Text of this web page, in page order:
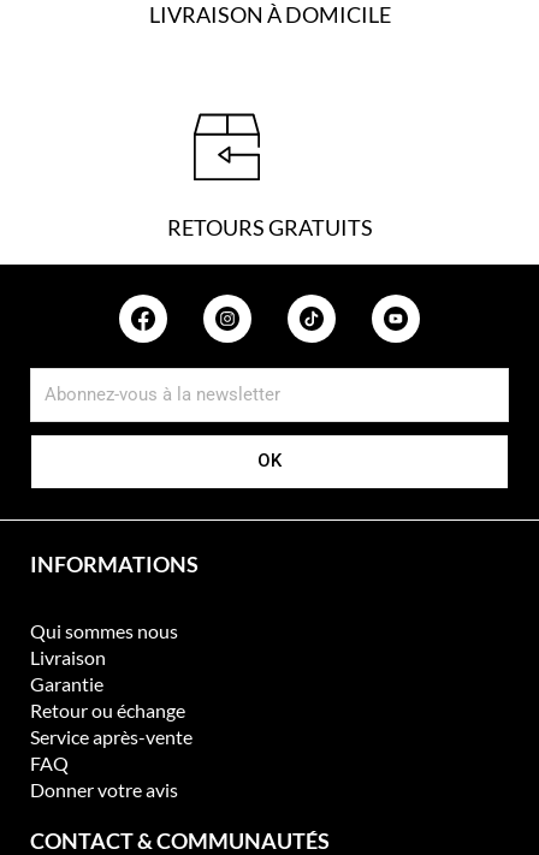
LIVRAISON À DOMICILE
RETOURS GRATUITS
OK
INFORMATIONS
Qui sommes nous
Livraison
Garantie
Retour ou échange
Service après-vente
FAQ
Donner votre avis
CONTACT & COMMUNAUTÉS